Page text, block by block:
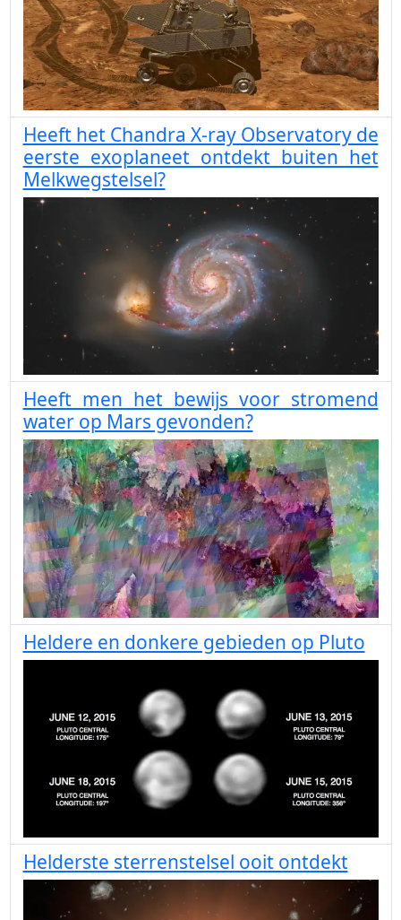
Heeft het Chandra X-ray Observatory de
eerste exoplaneet ontdekt buiten het
Melkwegstelsel?
Heeft men het bewijs voor stromend
water op Mars gevonden?
Heldere en donkere gebieden op Pluto
Helderste sterrenstelsel ooit ontdekt